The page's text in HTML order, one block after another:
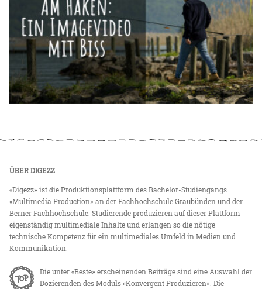
ÜBER DIGEZZ
«Digezz» ist die Produktionsplattform des Bachelor-Studiengangs
«Multimedia Production» an der Fachhochschule Graubünden und der
Berner Fachhochschule. Studierende produzieren auf dieser Plattform
eigenständig multimediale Inhalte und erlangen so die nötige
technische Kompetenz für ein multimediales Umfeld in Medien und
Kommunikation.
Die unter «Beste» erscheinenden Beiträge sind eine Auswahl der
Dozierenden des Moduls «Konvergent Produzieren». Die